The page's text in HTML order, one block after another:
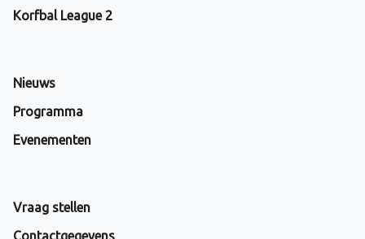
Korfbal League 2
Nieuws
Programma
Evenementen
Vraag stellen
Contactgegevens